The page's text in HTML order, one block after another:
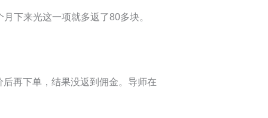
下来光这一项就多返了80多块。
再下单，结果没返到佣金。导师在